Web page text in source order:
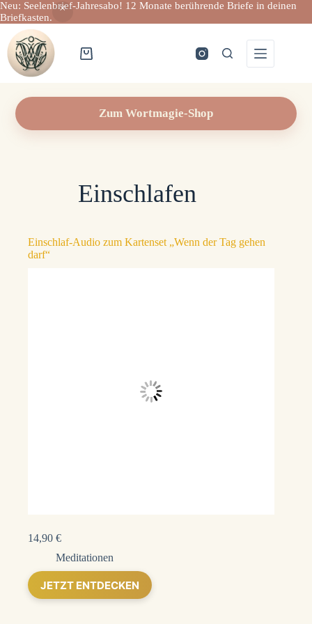
Neu: Seelenbrief-Jahresabo! 12 Monate berührende Briefe in deinen
Briefkasten.
Inhalt
springen
Warenkorb
Zum Wortmagie-Shop
Einschlafen
Einschlaf-Audio zum Kartenset „Wenn der Tag gehen
darf“
14,90 €
Meditationen
JETZT ENTDECKEN